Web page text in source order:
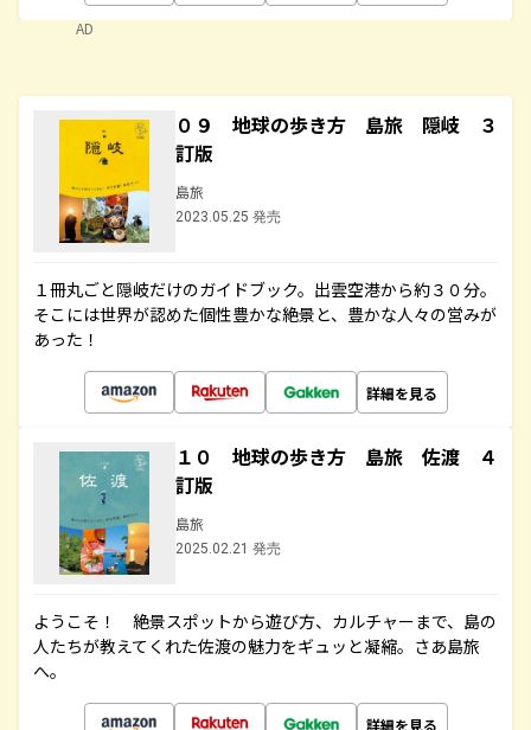
AD
０９ 地球の歩き方 島旅 隠岐 ３
訂版
島旅
2023.05.25 発売
１冊丸ごと隠岐だけのガイドブック。出雲空港から約３０分。
そこには世界が認めた個性豊かな絶景と、豊かな人々の営みが
あった！
詳細を見る
１０ 地球の歩き方 島旅 佐渡 ４
訂版
島旅
2025.02.21 発売
ようこそ！ 絶景スポットから遊び方、カルチャーまで、島の
人たちが教えてくれた佐渡の魅力をギュッと凝縮。さあ島旅
へ。
詳細を見る